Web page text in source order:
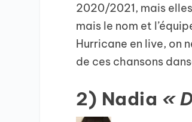
2020/2021, mais
mais le nom et
Hurricane en live, on
de ces chansons
2) Nadia «